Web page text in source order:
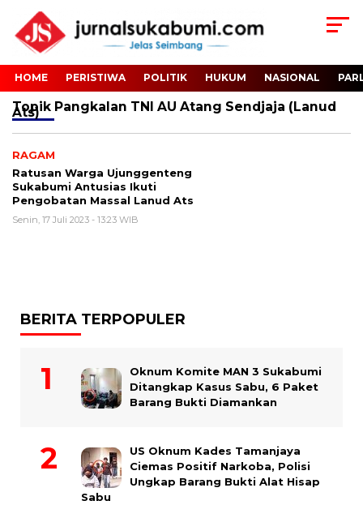
HOME PERISTIWA POLITIK HUKUM NASIONAL
Topik Pangkalan TNI AU Atang Sendjaja (Lanud
Ats)
RAGAM
Ratusan Warga Ujunggenteng
Sukabumi Antusias Ikuti
Pengobatan Massal Lanud Ats
Senin, 17 Juli 2023 - 13:23 WIB
BERITA TERPOPULER
Oknum Komite MAN 3 Sukabumi
Ditangkap Kasus Sabu, 6 Paket
Barang Bukti Diamankan
US Oknum Kades Tamanjaya
Ciemas Positif Narkoba, Polisi
Ungkap Barang Bukti Alat Hisap
Sabu